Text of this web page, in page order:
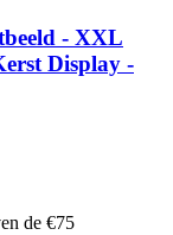
- XXL
Display -
de €75